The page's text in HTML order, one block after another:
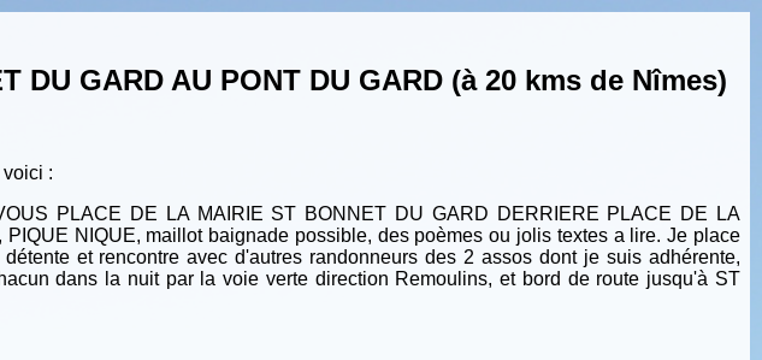
DU GARD AU PONT DU GARD (à 20 kms de Nîmes)
:
PLACE DE LA MAIRIE ST BONNET DU GARD DERRIERE PLACE DE LA
NIQUE, maillot baignade possible, des poèmes ou jolis textes a lire. Je place
et rencontre avec d'autres randonneurs des 2 assos dont je suis adhérente,
dans la nuit par la voie verte direction Remoulins, et bord de route jusqu'à ST